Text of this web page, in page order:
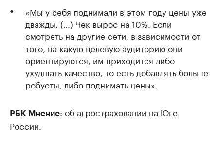
«Мы у себя поднимали в этом году цены уже
дважды. (…) Чек вырос на 10%. Если
смотреть на другие сети, в зависимости от
того, на какую целевую аудиторию они
ориентируются, им приходится либо
ухудшать качество, то есть добавлять больше
робусты, либо поднимать цены».
РБК Мнение: об агростраховании на Юге
России.